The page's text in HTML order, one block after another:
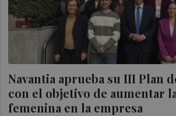
Navantia aprueba su III Plan
con el objetivo de aumentar
femenina en la empresa